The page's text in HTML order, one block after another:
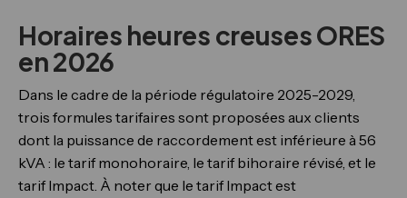
Horaires heures creuses ORES
en 2026
Dans le cadre de la période régulatoire 2025-2029,
trois formules tarifaires sont proposées aux clients
dont la puissance de raccordement est inférieure à 56
kVA : le tarif monohoraire, le tarif bihoraire révisé, et le
tarif Impact. À noter que le tarif Impact est